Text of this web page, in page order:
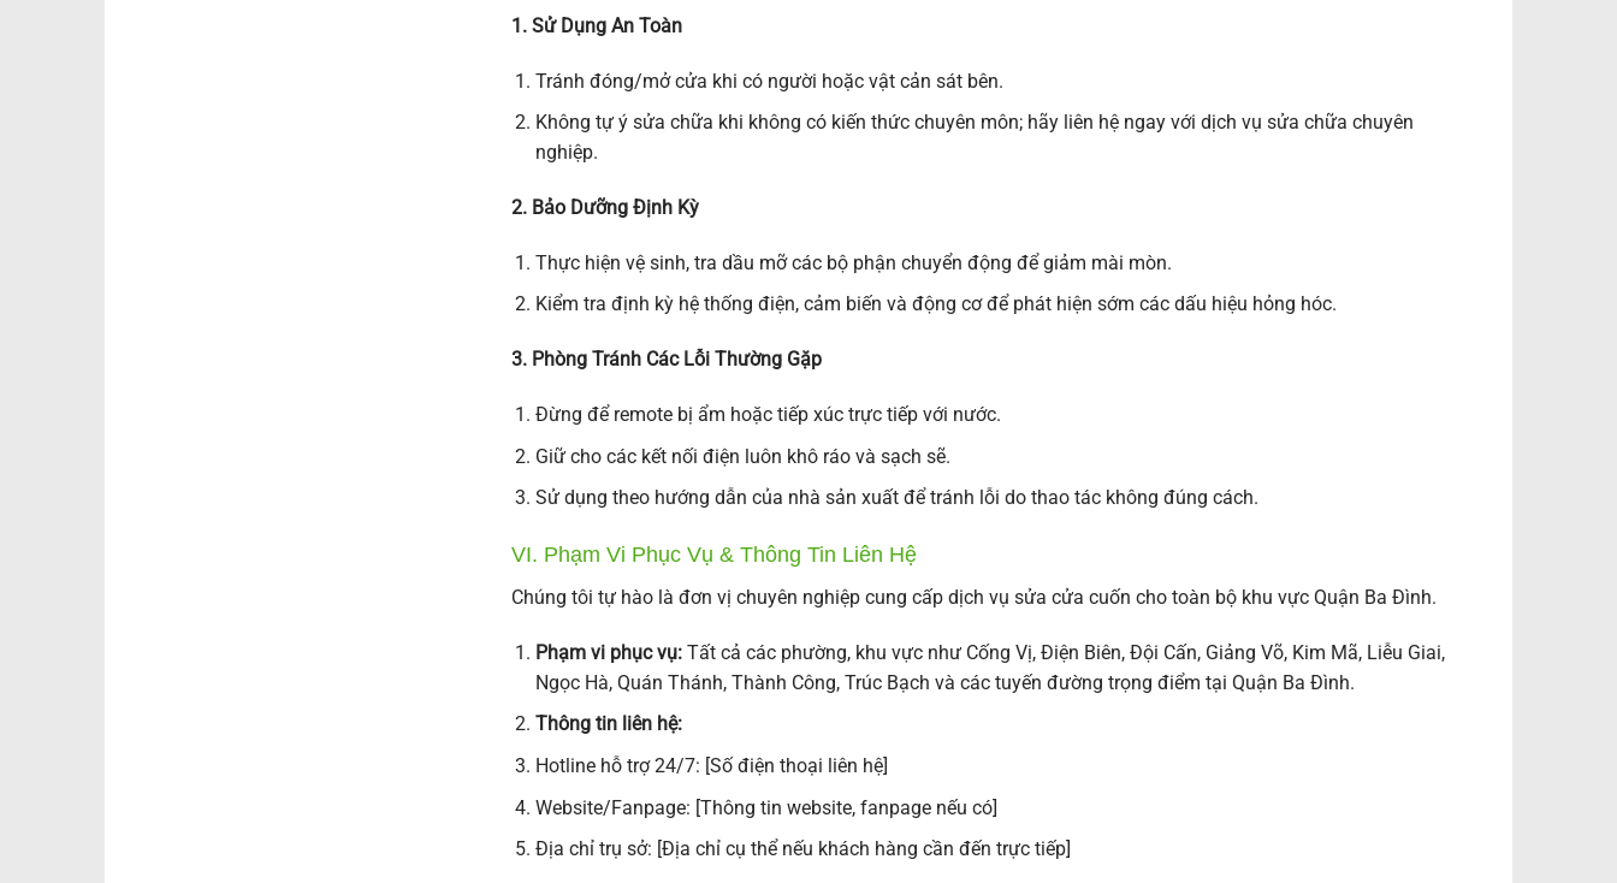
1. Sử Dụng An Toàn
Tránh đóng/mở cửa khi có người hoặc vật cản sát bên.
Không tự ý sửa chữa khi không có kiến thức chuyên môn; hãy liên hệ ngay với dịch vụ sửa chữa chuyên
nghiệp.
2. Bảo Dưỡng Định Kỳ
Thực hiện vệ sinh, tra dầu mỡ các bộ phận chuyển động để giảm mài mòn.
Kiểm tra định kỳ hệ thống điện, cảm biến và động cơ để phát hiện sớm các dấu hiệu hỏng hóc.
3. Phòng Tránh Các Lỗi Thường Gặp
Đừng để remote bị ẩm hoặc tiếp xúc trực tiếp với nước.
Giữ cho các kết nối điện luôn khô ráo và sạch sẽ.
Sử dụng theo hướng dẫn của nhà sản xuất để tránh lỗi do thao tác không đúng cách.
VI. Phạm Vi Phục Vụ & Thông Tin Liên Hệ
Chúng tôi tự hào là đơn vị chuyên nghiệp cung cấp dịch vụ sửa cửa cuốn cho toàn bộ khu vực Quận Ba Đình.
Phạm vi phục vụ: Tất cả các phường, khu vực như Cống Vị, Điện Biên, Đội Cấn, Giảng Võ, Kim Mã, Liễu Giai,
Ngọc Hà, Quán Thánh, Thành Công, Trúc Bạch và các tuyến đường trọng điểm tại Quận Ba Đình.
Thông tin liên hệ:
Hotline hỗ trợ 24/7: [Số điện thoại liên hệ]
Website/Fanpage: [Thông tin website, fanpage nếu có]
Địa chỉ trụ sở: [Địa chỉ cụ thể nếu khách hàng cần đến trực tiếp]